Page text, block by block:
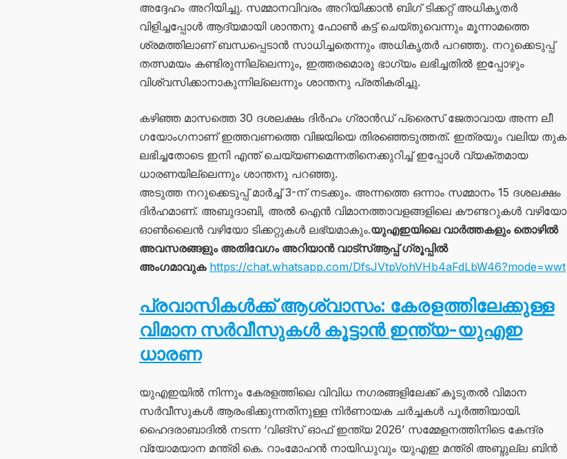
അദ്ദേഹം അറിയിച്ചു. സമ്മാനവിവരം അറിയിക്കാൻ ബിഗ് ടിക്കറ്റ് അധികൃതർ
വിളിച്ചപ്പോൾ ആദ്യമായി ശാന്തനു ഫോൺ കട്ട് ചെയ്തുവെന്നും മൂന്നാമത്തെ
ശ്രമത്തിലാണ് ബന്ധപ്പെടാൻ സാധിച്ചതെന്നും അധികൃതർ പറഞ്ഞു. നറുക്കെടുപ്പ്
തത്സമയം കണ്ടിരുന്നില്ലെന്നും, ഇത്തരമൊരു ഭാഗ്യം ലഭിച്ചതിൽ ഇപ്പോഴും
വിശ്വസിക്കാനാകുന്നില്ലെന്നും ശാന്തനു പ്രതികരിച്ചു.
കഴിഞ്ഞ മാസത്തെ 30 ദശലക്ഷം ദിർഹം ഗ്രാൻഡ് പ്രൈസ് ജേതാവായ അന്ന ലീ
ഗയോംഗനാണ് ഇത്തവണത്തെ വിജയിയെ തിരഞ്ഞെടുത്തത്. ഇത്രയും വലിയ തുക
ലഭിച്ചതോടെ ഇനി എന്ത് ചെയ്യണമെന്നതിനെക്കുറിച്ച് ഇപ്പോൾ വ്യക്തമായ
ധാരണയില്ലെന്നും ശാന്തനു പറഞ്ഞു.
അടുത്ത നറുക്കെടുപ്പ് മാർച്ച് 3-ന് നടക്കും. അന്നത്തെ ഒന്നാം സമ്മാനം 15 ദശലക്ഷം
ദിർഹമാണ്. അബുദാബി, അൽ ഐൻ വിമാനത്താവളങ്ങളിലെ കൗണ്ടറുകൾ വഴിയോ
ഓൺലൈൻ വഴിയോ ടിക്കറ്റുകൾ ലഭ്യമാകും.യുഎഇയിലെ വാർത്തകളും തൊഴിൽ
അവസരങ്ങളും അതിവേഗം അറിയാൻ വാട്സ്ആപ്പ് ഗ്രൂപ്പിൽ
അംഗമാവുക https://chat.whatsapp.com/DfsJVtpVohVHb4aFdLbW46?mode=wwt
പ്രവാസികൾക്ക് ആശ്വാസം: കേരളത്തിലേക്കുള്ള
വിമാന സർവീസുകൾ കൂട്ടാൻ ഇന്ത്യ-യുഎഇ
ധാരണ
യുഎഇയിൽ നിന്നും കേരളത്തിലെ വിവിധ നഗരങ്ങളിലേക്ക് കൂടുതൽ വിമാന
സർവീസുകൾ ആരംഭിക്കുന്നതിനുള്ള നിർണായക ചർച്ചകൾ പൂർത്തിയായി.
ഹൈദരാബാദിൽ നടന്ന ‘വിങ്സ് ഓഫ് ഇന്ത്യ 2026’ സമ്മേളനത്തിനിടെ കേന്ദ്ര
വ്യോമയാന മന്ത്രി കെ. റാംമോഹൻ നായിഡുവും യുഎഇ മന്ത്രി അബ്ദുല്ല ബിൻ